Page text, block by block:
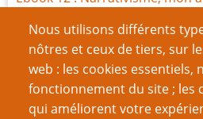
Nous utilisons différents
nôtres et ceux de tiers, sur
web : les cookies essentiels,
fonctionnement du site ; les
qui améliorent votre
Ebook HS1 : la Compil' 1-10
Ebook 10: bâtir une
Ebook 9 : Les Maîtres de
e-book 8 : Comment écrire un